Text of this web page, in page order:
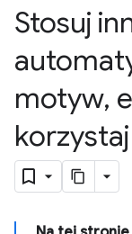
Stosuj
motyw,